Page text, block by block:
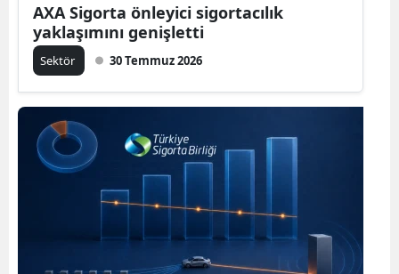
AXA Sigorta önleyici sigortacılık
yaklaşımını genişletti
Sektör 30 Temmuz 2026